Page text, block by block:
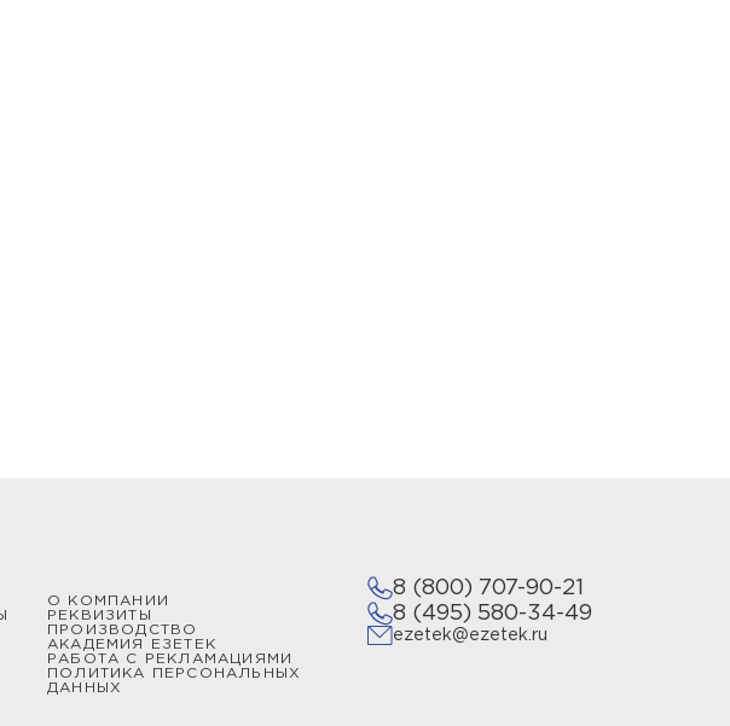
О КОМПАНИИ
РЕКВИЗИТЫ
ПРОИЗВОДСТВО
АКАДЕМИЯ ЕЗЕТЕК
РАБОТА С РЕКЛАМАЦИЯМИ
ПОЛИТИКА ПЕРСОНАЛЬНЫХ
ДАННЫХ
8 (800) 707-90-21
8 (495) 580-34-49
ezetek@ezetek.ru